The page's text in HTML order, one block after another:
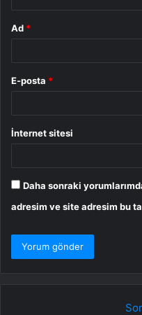
Ad *
E-posta *
İnternet sitesi
Daha sonraki
adresim ve site adresim bu